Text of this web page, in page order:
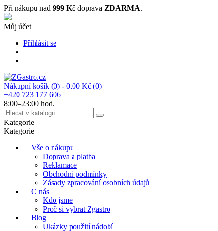
Při nákupu nad 999 Kč doprava ZDARMA.
Můj účet
Přihlásit se
Nákupní košík (0) - 0,00 Kč (0)
+420 723 177 606
8:00–23:00 hod.
Kategorie
Kategorie
Vše o nákupu
Doprava a platba
Reklamace
Obchodní podmínky
Zásady zpracování osobních údajů
O nás
Kdo jsme
Proč si vybrat Zgastro
Blog
Ukázky použití nádobí